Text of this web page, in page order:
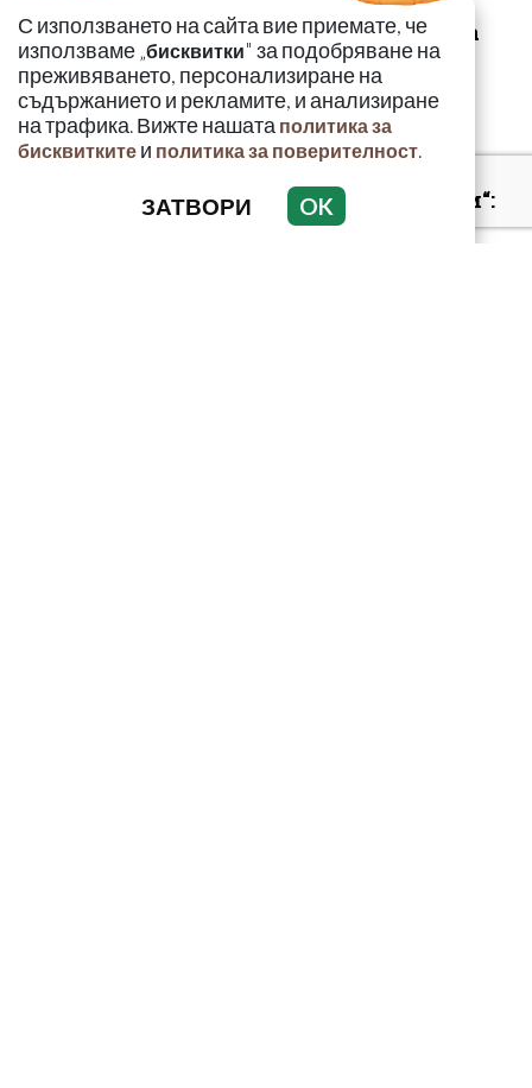
годишната сага –
безценният архив на
македонските бъ...
„Умира се за секунди“:
Токсиколог
С използването на сайта вие приемате, че
използваме „бисквитки" за подобряване на
преживяването, персонализиране на
съдържанието и рекламите, и анализиране
на трафика. Вижте нашата политика за
бисквитките и политика за поверителност.
ЗАТВОРИ OK